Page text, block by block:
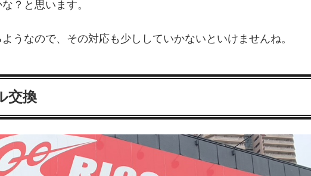
？と思います。
うなので、その対応も少ししていかないといけませんね。
交換